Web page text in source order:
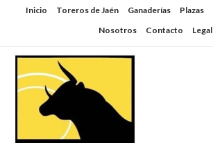
SaltarInicio Toreros de Jaén Ganaderías Plazas
Nosotros
Contacto Legal